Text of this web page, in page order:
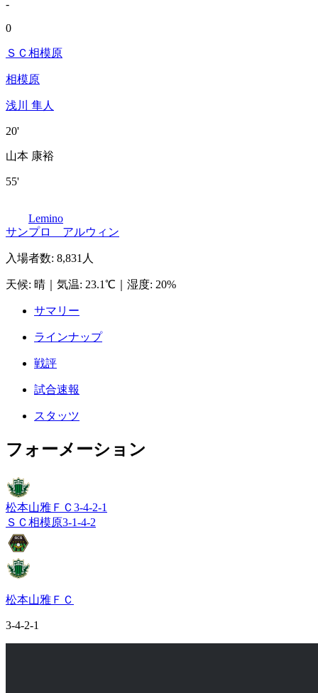
-
0
ＳＣ相模原
相模原
浅川 隼人
20'
山本 康裕
55'
Lemino
サンプロ アルウィン
入場者数: 8,831人
天候: 晴 気温: 23.1℃ 湿度: 20%
サマリー
ラインナップ
戦評
試合速報
スタッツ
フォーメーション
松本山雅ＦＣ 3-4-2-1
ＳＣ相模原3-1-4-2
松本山雅ＦＣ
3-4-2-1